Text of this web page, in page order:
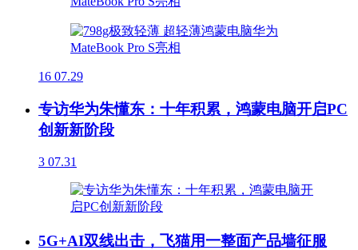
16 07.29
专访华为朱懂东：十年积累，鸿蒙电脑开启PC
创新新阶段
3 07.31
5G+AI双线出击，飞猫用一整面产品墙征服